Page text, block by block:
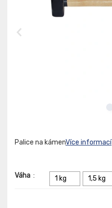
Palice na kámenVíce informací
Váha : 1 kg 1,5 kg